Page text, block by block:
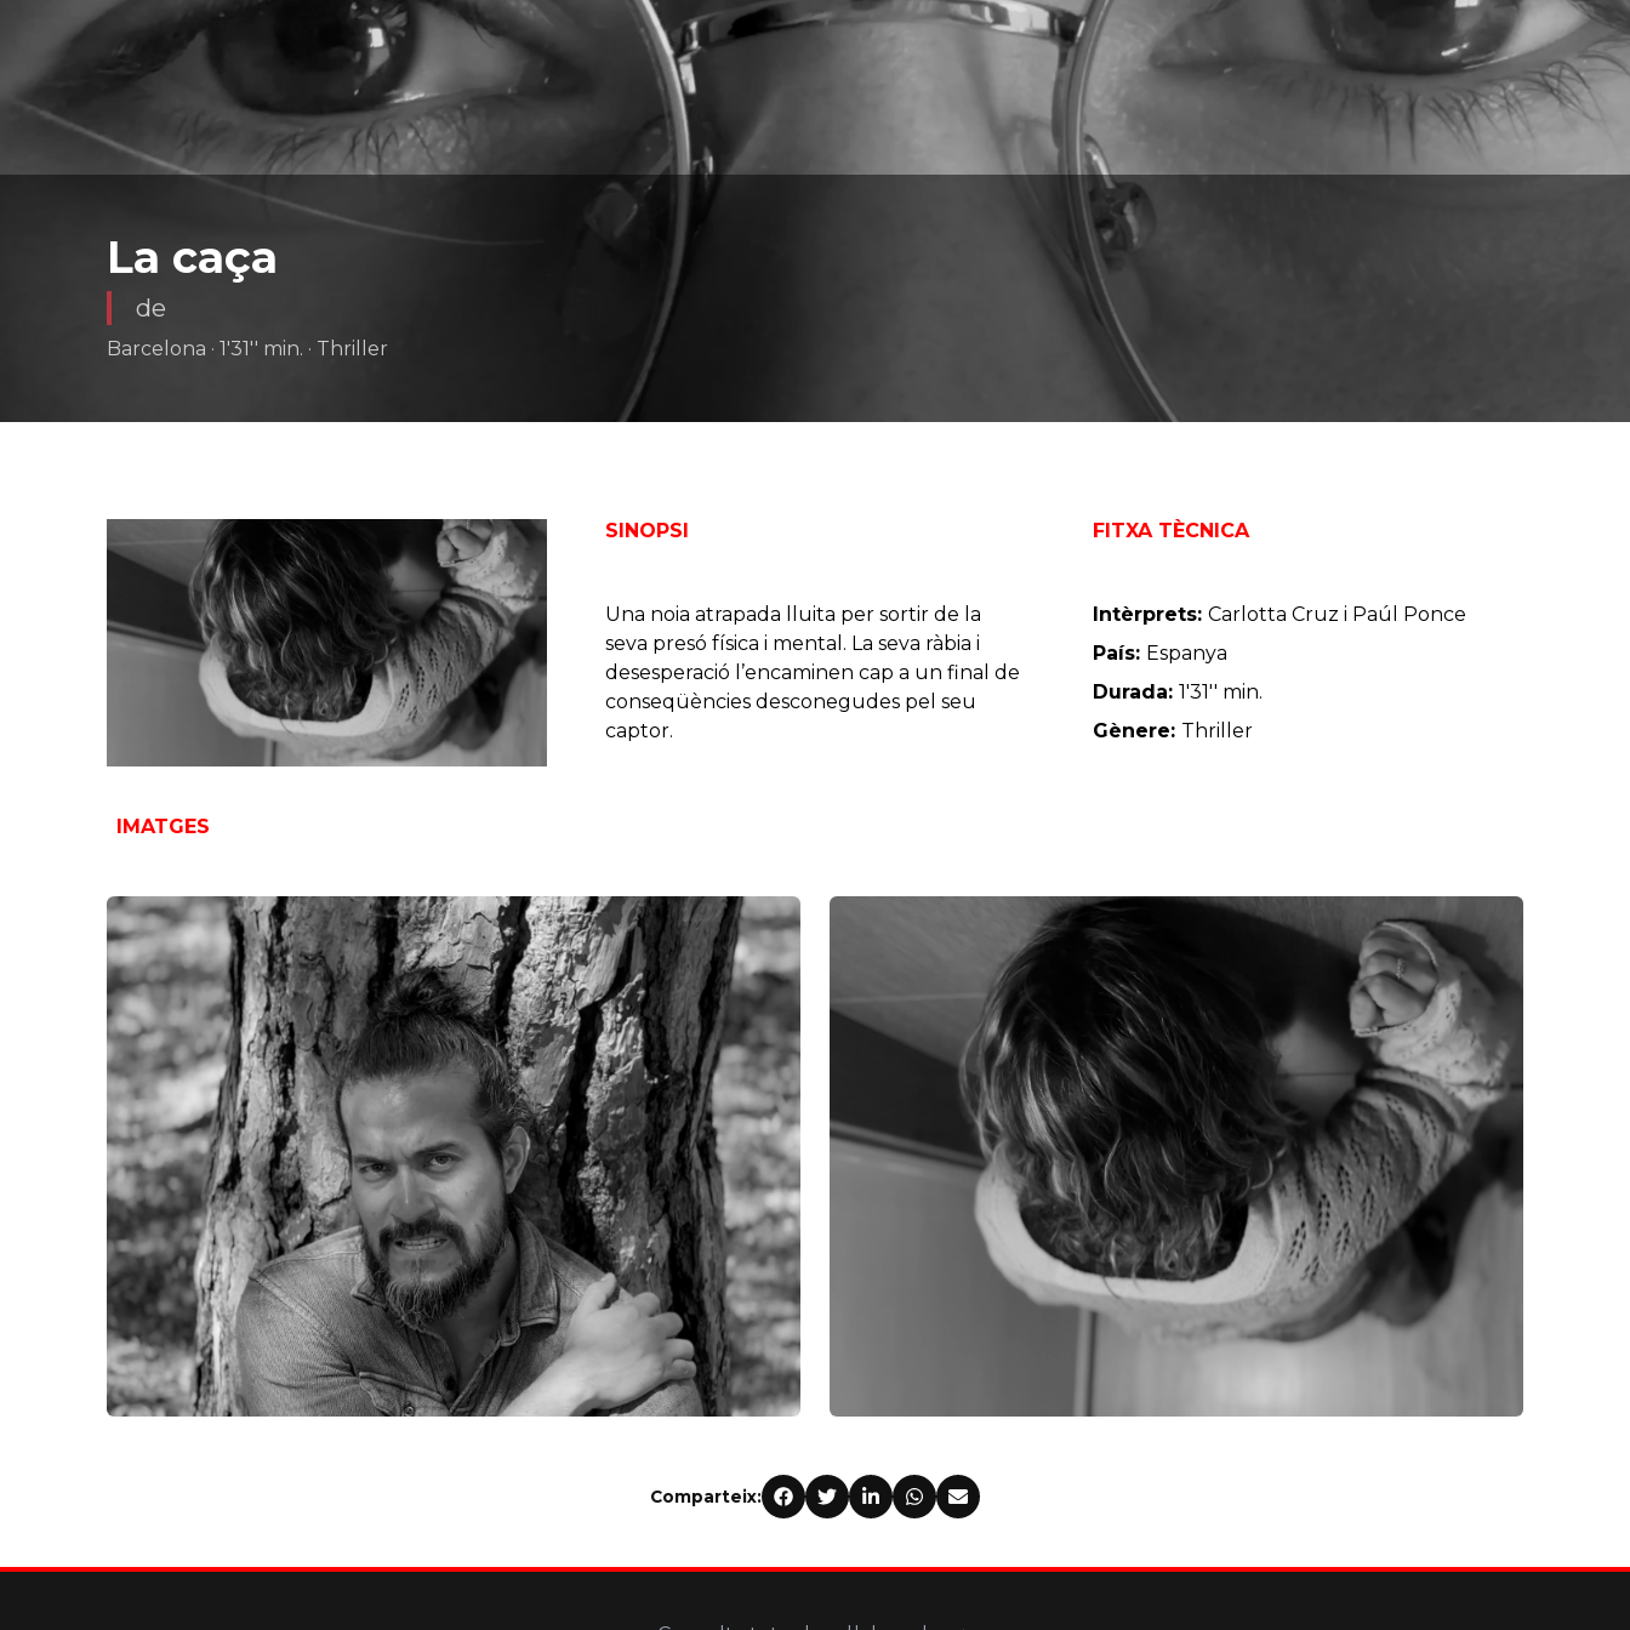
La caça
de
Barcelona · 1'31'' min. · Thriller
SINOPSI
Una noia atrapada lluita per sortir de la
seva presó física i mental. La seva ràbia i
desesperació l’encaminen cap a un final de
conseqüències desconegudes pel seu
captor.
FITXA TÈCNICA
Intèrprets:Carlotta Cruz i Paúl Ponce
País: Espanya
Durada:1'31'' min.
Gènere: Thriller
IMATGES
Comparteix: